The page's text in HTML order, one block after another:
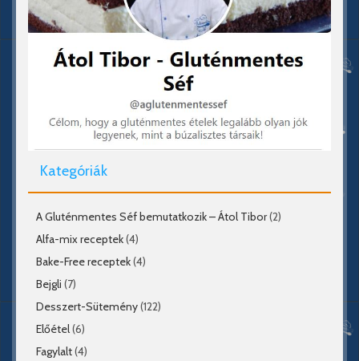
Kategóriák
A Gluténmentes Séf bemutatkozik – Átol Tibor(2)
Alfa-mix receptek(4)
Bake-Free receptek(4)
Bejgli (7)
Desszert-Sütemény(122)
Előétel(6)
Fagylalt(4)